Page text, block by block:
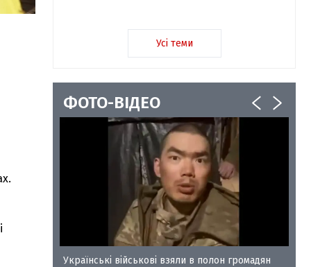
Усі теми
ФОТО-ВІДЕО
Українські військові взяли в полон громадян